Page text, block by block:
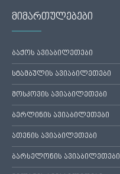
მიმართულებები
ბაქოს ავიაბილეთები
სტამბულის ავიაბილეთები
მოსკოვის ავიაბილეთები
ბერლინის ავიაბილეთები
ათენის ავიაბილეთები
ბარსელონის ავიაბილეთები